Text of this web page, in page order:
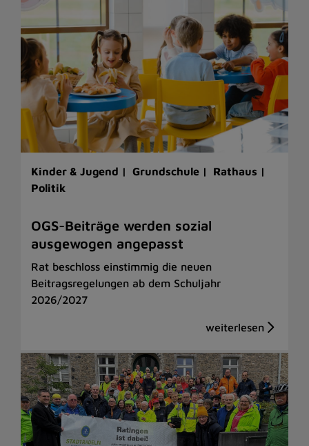
Kinder & Jugend | Grundschule |
Rathaus |
Politik
OGS-Beiträge werden sozial
ausgewogen angepasst
Rat beschloss einstimmig die neuen
Beitragsregelungen ab dem Schuljahr
2026/2027